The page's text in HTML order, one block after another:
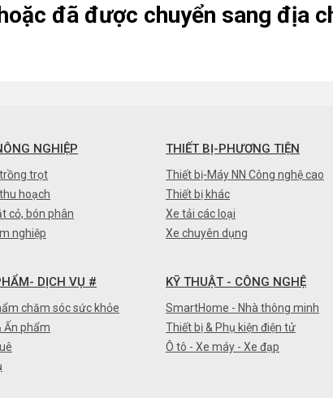
đã được chuyển sang địa
NGHIỆP
trọt
hoạch
cỏ, bón phân
nghiệp
THIẾT BỊ-PHƯƠNG TIỆN
Thiết bị-Máy NN Công nghệ cao
Thiết bị khác
Xe tải các loại
Xe chuyên dụng
DỊCH VỤ #
chăm sóc sức khỏe
Ấn phẩm
KỸ THUẬT - CÔNG NGHỆ
SmartHome - Nhà thông minh
Thiết bị & Phụ kiện điện tử
Ô tô - Xe máy - Xe đạp